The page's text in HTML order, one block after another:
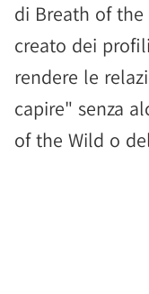
di Breath of
creato dei
rendere le
capire" senza
of the Wild o